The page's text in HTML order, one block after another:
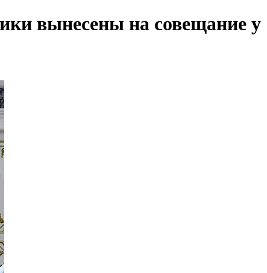
вынесены на совещание у